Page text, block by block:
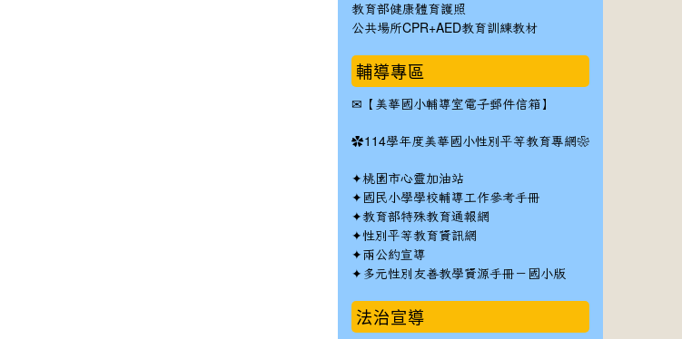
教育部健康體育護照
公共場所CPR+AED教育訓練教材
輔導專區
✉ 【美華國小輔導室電子郵件信箱】
✿114學年度美華國小性別平等教育專網❀
✦桃園市心靈加油站
✦ 國民小學學校輔導工作參考手冊
✦教育部特殊教育通報網
✦性別平等教育資訊網
✦兩公約宣導
✦ 多元性別友善教學資源手冊－國小版
法治宣導